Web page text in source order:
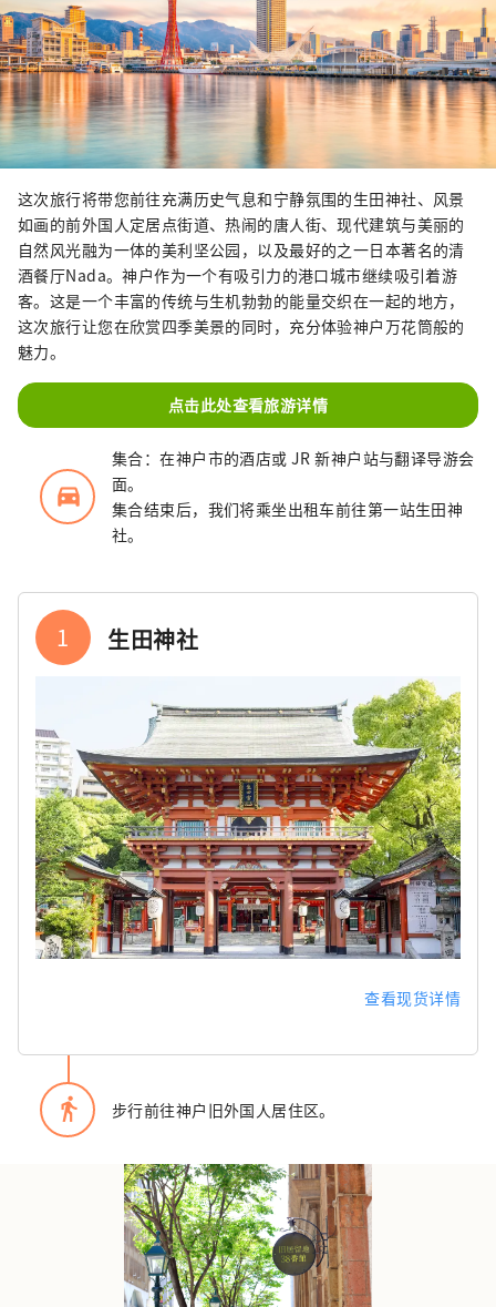
这次旅行将带您前往充满历史气息和宁静氛围的生田神社、风景
如画的前外国人定居点街道、热闹的唐人街、现代建筑与美丽的
自然风光融为一体的美利坚公园，以及最好的之一日本著名的清
酒餐厅Nada。神户作为一个有吸引力的港口城市继续吸引着游
客。这是一个丰富的传统与生机勃勃的能量交织在一起的地方，
这次旅行让您在欣赏四季美景的同时，充分体验神户万花筒般的
魅力。
点击此处查看旅游详情
directions_car_filled
集合：在神户市的酒店或 JR 新神户站与翻译导游会
面。
集合结束后，我们将乘坐出租车前往第一站生田神
社。
1 生田神社
查看现货详情
directions_walk 步行前往神户旧外国人居住区。